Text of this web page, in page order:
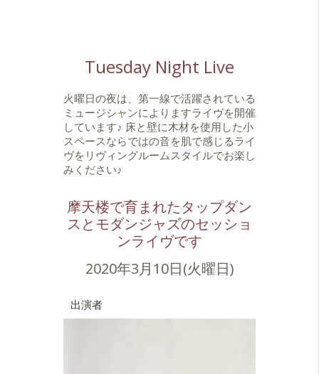
Tuesday Night Live
火曜日の夜は、第一線で活躍されている
ミュージシャンによりますライヴを開催
しています♪ 床と壁に木材を使用した小
スペースならではの音を肌で感じるライ
ヴをリヴィングルームスタイルでお楽し
みください♪
摩天楼で育まれたタップダン
スとモダンジャズのセッショ
ンライヴです
2020年3月10日(火曜日)
出演者